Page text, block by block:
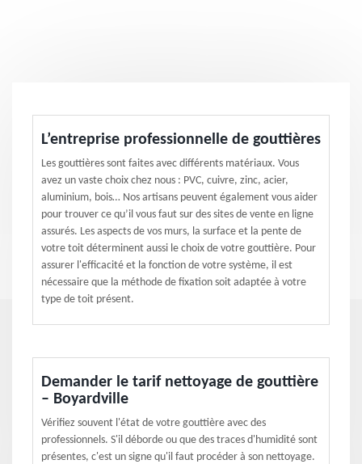
L’entreprise professionnelle de gouttières
Les gouttières sont faites avec différents matériaux. Vous
avez un vaste choix chez nous : PVC, cuivre, zinc, acier,
aluminium, bois… Nos artisans peuvent également vous aider
pour trouver ce qu’il vous faut sur des sites de vente en ligne
assurés. Les aspects de vos murs, la surface et la pente de
votre toit déterminent aussi le choix de votre gouttière. Pour
assurer l'efficacité et la fonction de votre système, il est
nécessaire que la méthode de fixation soit adaptée à votre
type de toit présent.
Demander le tarif nettoyage de gouttière
– Boyardville
Vérifiez souvent l'état de votre gouttière avec des
professionnels. S'il déborde ou que des traces d'humidité sont
présentes, c'est un signe qu'il faut procéder à son nettoyage.